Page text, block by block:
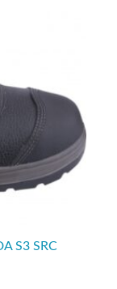
S3 SRC